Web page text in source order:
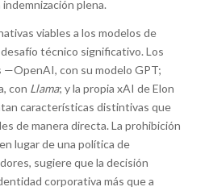
plena.
viables a los modelos de
técnico significativo. Los
con su modelo GPT;
con Llama; y la propia xAI de Elon
características distintivas que
de manera directa. La prohibición
lugar de una política de
sugiere que la decisión
corporativa más que a